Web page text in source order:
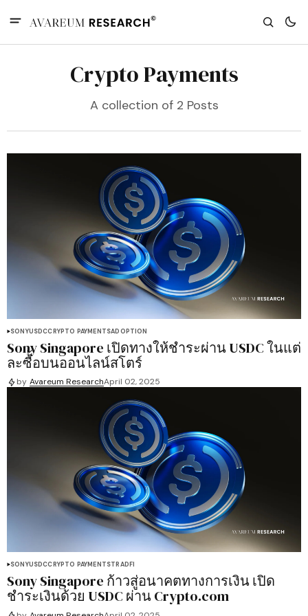
Crypto Payments
A collection of 2 Posts
SONYUSDCCRYPTO PAYMENTSADOPTION
Sony Singapore เปิดทางให้ชำระผ่าน USDC ในแต่
ละซื้้อบนออนไลน์สโตร์
by Avareum ResearchApril 02, 2025
SONYUSDCCRYPTO PAYMENTSTRADFI
Sony Singapore ก้าวสู่อนาคตทางการเงิน เปิด
ชำระเงินด้วย USDC ผ่าน Crypto.com